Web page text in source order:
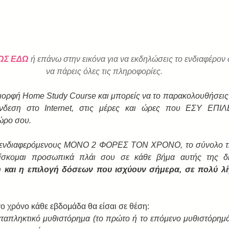
ΕΔΩ ή επάνω στην εικόνα για να εκδηλώσεις το
να πάρεις όλες τις πληροφορίες.
Home Study Course και μπορείς να το
στο Internet, στις μέρες και ώρες που ΕΣΥ
σου.
ενδιαφερόμενους ΜΟΝΟ 2 ΦΟΡΕΣ ΤΟΝ ΧΡΟΝΟ, το σύνολο
προσωπικά πλάι σου σε κάθε βήμα αυτής της
και η επιλογή δόσεων που ισχύουν σήμερα, σε πολύ
χρόνο κάθε εβδομάδα θα είσαι σε θέση:
μυθιστόρημα (το πρώτο ή το επόμενο